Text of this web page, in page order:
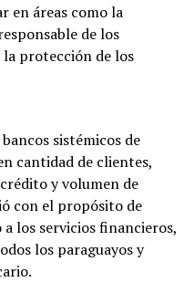
en áreas como la
de los
protección de los
sistémicos de
cantidad de clientes,
y volumen de
con el propósito de
los servicios financieros,
los paraguayos y